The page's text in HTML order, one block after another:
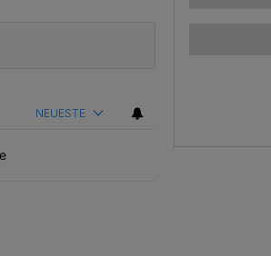
NEUESTE